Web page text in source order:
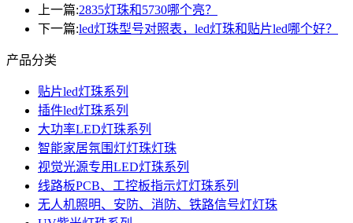
上一篇:2835灯珠和5730哪个亮？
下一篇:led灯珠型号对照表，led灯珠和贴片led哪个好？
产品分类
贴片led灯珠系列
插件led灯珠系列
大功率LED灯珠系列
智能家居氛围灯灯珠灯珠
视觉光源专用LED灯珠系列
线路板PCB、工控板指示灯灯珠系列
无人机照明、安防、消防、铁路信号灯灯珠